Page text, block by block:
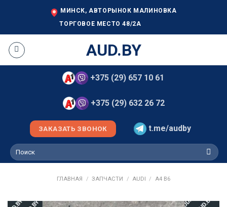
МИНСК, АВТОРЫНОК МАЛИНОВКА
ТОРГОВОЕ МЕСТО 48/2А
AUD.BY
+375 (29) 657 10 61
+375 (29) 632 26 72
ЗАКАЗАТЬ ЗВОНОК t.me/audby
Искать:
ГЛАВНАЯ / ЗАПЧАСТИ / AUDI / A4 B6